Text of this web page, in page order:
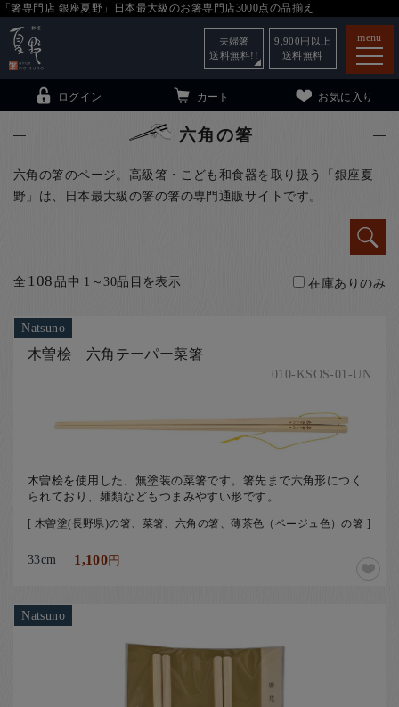
「箸専門店 銀座夏野」日本最大級のお箸専門店3000点の品揃え
menu
ご利用ガイド
店舗紹介
お知らせ
箸ブログ
English
ログイン カート お気に入り
夫婦箸
送料無料!!
9,900 円以上
送料無料
六角の箸
六角の箸のページ。高級箸・こども和食器を取り扱う「銀座夏
野」は、日本最大級の箸の箸の専門通販サイトです。
全 108品中 1～30品目を表示 在庫ありのみ
Natsuno
木曽桧 六角テーパー菜箸
010-KSOS-01-UN
木曽桧を使用した、無塗装の菜箸です。箸先まで六角形につく
られており、麺類などもつまみやすい形です。
[ 木曽塗(長野県)の箸、菜箸、六角の箸、薄茶色（ベージュ色）の箸 ]
33cm 1,100円
Natsuno